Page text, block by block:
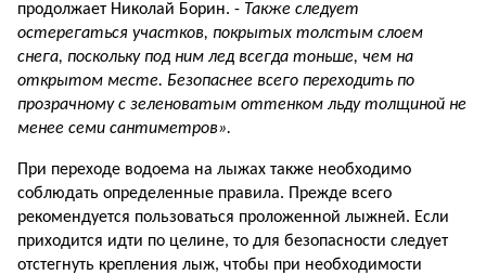
продолжает Николай Борин. - Также следует
остерегаться участков, покрытых толстым слоем
снега, поскольку под ним лед всегда тоньше, чем на
открытом месте. Безопаснее всего переходить по
прозрачному с зеленоватым оттенком льду толщиной не
менее семи сантиметров».
При переходе водоема на лыжах также необходимо
соблюдать определенные правила. Прежде всего
рекомендуется пользоваться проложенной лыжней. Если
приходится идти по целине, то для безопасности следует
отстегнуть крепления лыж, чтобы при необходимости